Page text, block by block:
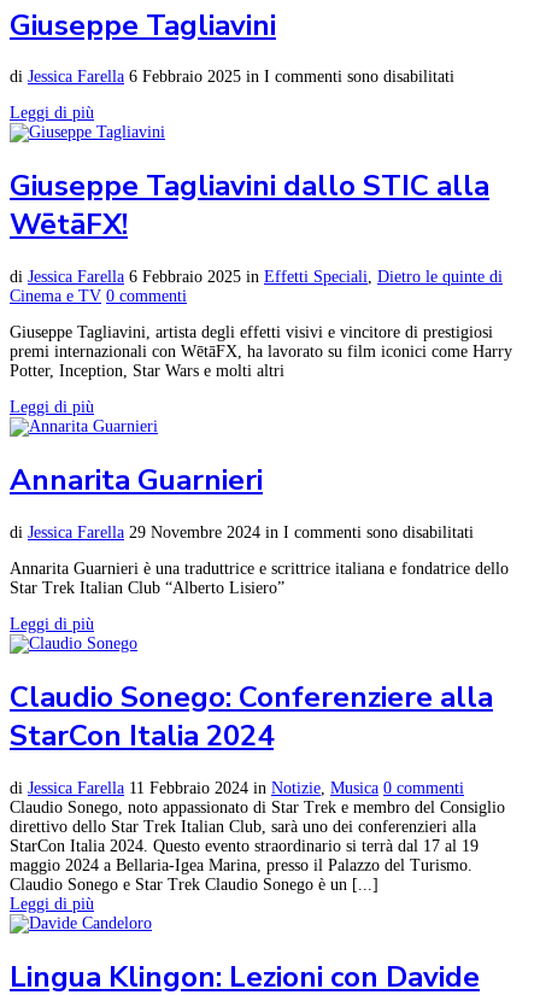
Giuseppe Tagliavini
di Jessica Farella 6 Febbraio 2025 in I commenti sono disabilitati
Leggi di più
Giuseppe Tagliavini dallo STIC alla
WētāFX!
di Jessica Farella 6 Febbraio 2025 in Effetti Speciali, Dietro le quinte di
Cinema e TV 0 commenti
Giuseppe Tagliavini, artista degli effetti visivi e vincitore di prestigiosi
premi internazionali con WētāFX, ha lavorato su film iconici come Harry
Potter, Inception, Star Wars e molti altri
Leggi di più
Annarita Guarnieri
di Jessica Farella 29 Novembre 2024 in I commenti sono disabilitati
Annarita Guarnieri è una traduttrice e scrittrice italiana e fondatrice dello
Star Trek Italian Club “Alberto Lisiero”
Leggi di più
Claudio Sonego: Conferenziere alla
StarCon Italia 2024
di Jessica Farella 11 Febbraio 2024 in Notizie Musica 0 commenti
Claudio Sonego, noto appassionato di Star Trek e membro del Consiglio
direttivo dello Star Trek Italian Club, sarà uno dei conferenzieri alla
StarCon Italia 2024. Questo evento straordinario si terrà dal 17 al 19
maggio 2024 a Bellaria-Igea Marina, presso il Palazzo del Turismo.
Claudio Sonego e Star Trek Claudio Sonego è un [...]
Leggi di più
Lingua Klingon: Lezioni con Davide